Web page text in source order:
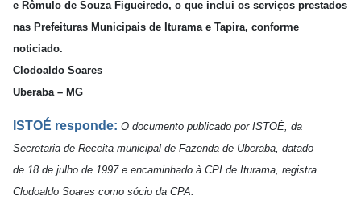
e Rômulo de Souza Figueiredo, o que inclui os serviços prestados
nas Prefeituras Municipais de Iturama e Tapira, conforme
noticiado.
Clodoaldo Soares
Uberaba – MG
ISTOÉ responde: O documento publicado por ISTOÉ, da
Secretaria de Receita municipal de Fazenda de Uberaba, datado
de 18 de julho de 1997 e encaminhado à CPI de Iturama, registra
Clodoaldo Soares como sócio da CPA.